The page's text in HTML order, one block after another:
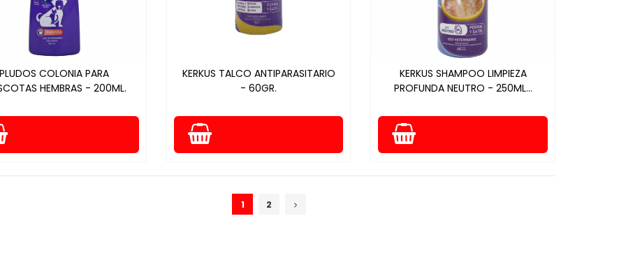
PLUDOS COLONIA PARA
HEMBRAS - 200ML.
KERKUS TALCO ANTIPARASITARIO
- 60GR.
KERKUS SHAMPOO LIMPIEZA
PROFUNDA NEUTRO - 250ML...
1 2